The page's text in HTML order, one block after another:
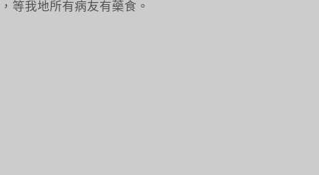
等我地所有病友有藥食。